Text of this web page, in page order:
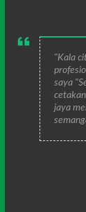
"Kala
saya
jaya